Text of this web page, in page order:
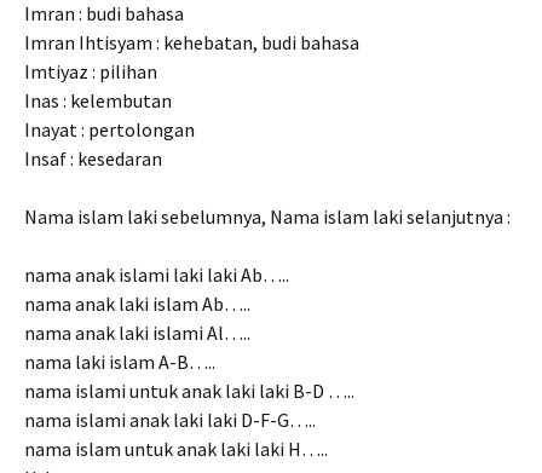
Imran : budi bahasa
Imran Ihtisyam : kehebatan, budi bahasa
Imtiyaz : pilihan
Inas : kelembutan
Inayat : pertolongan
Insaf : kesedaran
Nama islam laki sebelumnya, Nama islam laki selanjutnya :
nama anak islami laki laki Ab…..
nama anak laki islam Ab…..
nama anak laki islami Al…..
nama laki islam A-B…..
nama islami untuk anak laki laki B-D …..
nama islami anak laki laki D-F-G…..
nama islam untuk anak laki laki H…..